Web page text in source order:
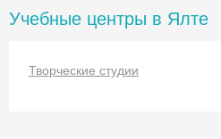
Учебные центры в Ялте
Творческие студии